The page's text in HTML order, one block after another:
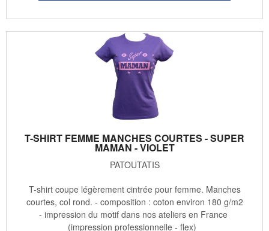
T-SHIRT FEMME MANCHES COURTES - SUPER
MAMAN - VIOLET
PATOUTATIS
T-shirt coupe légèrement cintrée pour femme. Manches
courtes, col rond. - composition : coton environ 180 g/m2
- impression du motif dans nos ateliers en France
(impression professionnelle - flex)